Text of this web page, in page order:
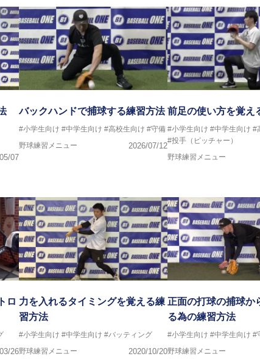
07
バックハンドで捕球する練習方法
#小学生向け #中学生向け #高校生向け #守備
野球練習メニュー
2026/07/12
前足の使い方を覚え
#小学生向け #中学生向け #
#投手（ピッチャー）
野球練習メニュー
ロ
26
力を入れるタイミングを覚える練
習方法
#小学生向け #中学生向け #バッティング
野球練習メニュー
2020/10/20
正面の打球の捕球か
る為の練習方法
#小学生向け #中学生向け #
野球練習メニュー